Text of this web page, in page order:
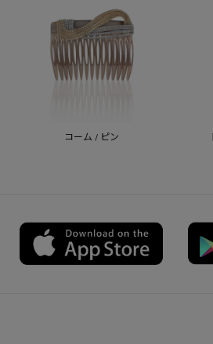
コーム / ピン